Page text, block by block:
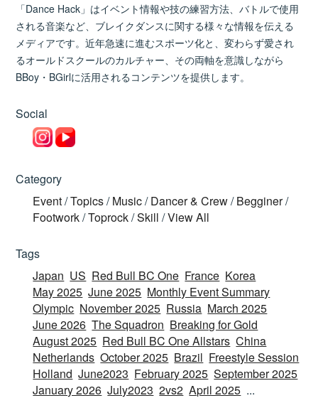
「Dance Hack」はイベント情報や技の練習方法、バトルで使用
される音楽など、ブレイクダンスに関する様々な情報を伝える
メディアです。近年急速に進むスポーツ化と、変わらず愛され
るオールドスクールのカルチャー、その両軸を意識しながら
BBoy・BGirlに活用されるコンテンツを提供します。
Social
Category
Event/Topics/ Music/ Dancer & Crew/ Begginer/
Footwork/Toprock/Skill /View All
Tags
Japan US Red Bull BC One France Korea
May 2025 June 2025 Monthly Event Summary
Olympic November 2025 Russia March 2025
June 2026 The Squadron Breaking for Gold
August 2025 Red Bull BC One Allstars China
Netherlands October 2025 Brazil Freestyle Session
Holland June2023 February 2025 September 2025
January 2026 July2023 2vs2 April 2025 ...